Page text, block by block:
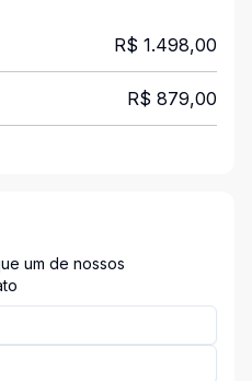
R$ 1.498,00
R$ 879,00
um de nossos